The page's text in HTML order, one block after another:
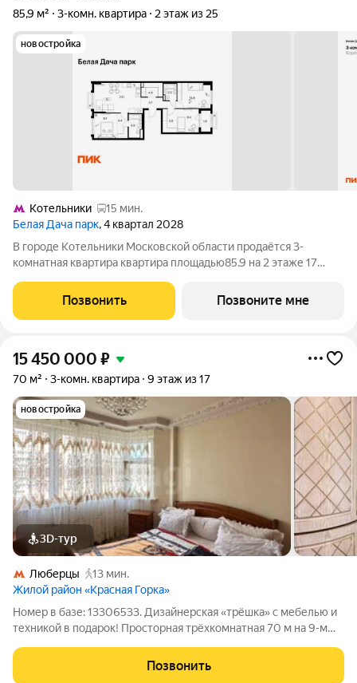
85,9 м²
3-комн. квартира 2 этаж из 25
новостройка
Котельники
15 мин.
Белая Дача парк, 4 квартал 2028
В городе Котельники Московской области продаётся 3-
комнатная квартира квартира площадью85.9 на 2 этаже 17
Дача парк». Удобное расположение 7 минут на автомобиле до
станции метро «Котельники»
Позвонить Позвоните мне
15 450 000 ₽
70 м² 3-комн. квартира 9 этаж из 17
новостройка
3D-тур
Люберцы
13 мин.
Жилой район «Красная Горка»
Номер в базе: 13306533. Дизайнерская «трёшка» с мебелью и
техникой в подарок! Просторная трёхкомнатная 70 м на 9-м
2,7 м. Удобная планировка: окна выходят на улицу и в тихий
двор. Выполнен
Позвонить